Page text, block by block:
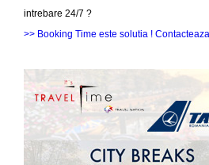
intrebare 24/7 ?
>> Booking Time este solutia !